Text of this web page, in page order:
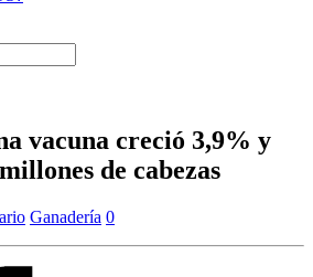
vacuna creció 3,9% y
de cabezas
Ganadería 0